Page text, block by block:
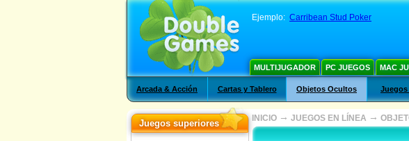
Ejemplo: Carribean Stud Poker
MULTIJUGADOR PC JUEGOS MAC
Arcada & Acción Cartas y Tablero Objetos Ocultos Juegos
Juegos superiores INICIO → JUEGOS EN LÍNEA →